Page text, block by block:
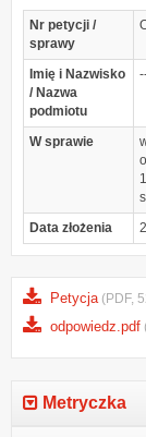
Nr petycji /
sprawy
Imię i Nazwisko
/ Nazwa
podmiotu
W sprawie
Data złożenia
Petycja (PDF,
odpowiedz.pdf
Metryczka